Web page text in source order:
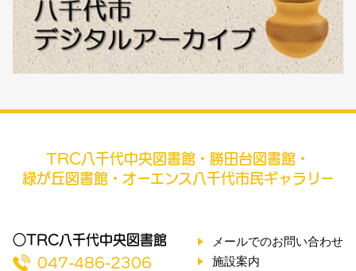
TRC八千代中央図書館・勝田台図書館・
緑が丘図書館・オーエンス八千代市民ギャラリー
○TRC八千代中央図書館
047-486-2306
メールでのお問い合わせ
施設案内